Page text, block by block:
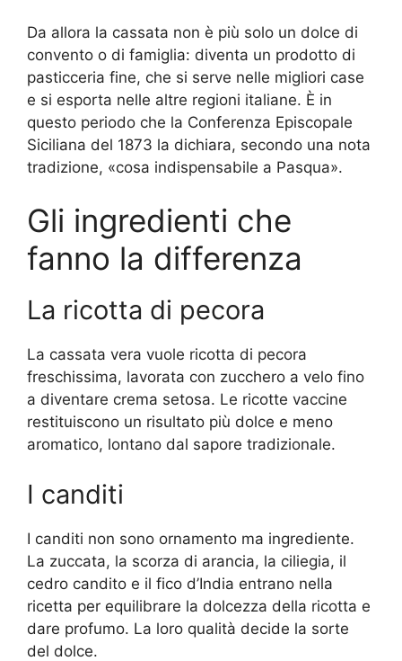
Da allora la cassata non è più solo un dolce di
convento o di famiglia: diventa un prodotto di
pasticceria fine, che si serve nelle migliori case
e si esporta nelle altre regioni italiane. È in
questo periodo che la Conferenza Episcopale
Siciliana del 1873 la dichiara, secondo una nota
tradizione, «cosa indispensabile a Pasqua».
Gli ingredienti che
fanno la differenza
La ricotta di pecora
La cassata vera vuole ricotta di pecora
freschissima, lavorata con zucchero a velo fino
a diventare crema setosa. Le ricotte vaccine
restituiscono un risultato più dolce e meno
aromatico, lontano dal sapore tradizionale.
I canditi
I canditi non sono ornamento ma ingrediente.
La zuccata, la scorza di arancia, la ciliegia, il
cedro candito e il fico d’India entrano nella
ricetta per equilibrare la dolcezza della ricotta e
dare profumo. La loro qualità decide la sorte
del dolce.